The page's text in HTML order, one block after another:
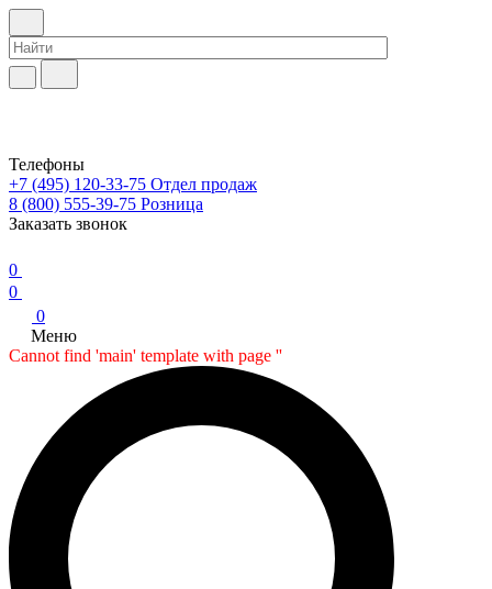
Телефоны
+7 (495) 120-33-75 Отдел продаж
8 (800) 555-39-75 Розница
Заказать звонок
0
0
0
Меню
Cannot find 'main' template with page ''